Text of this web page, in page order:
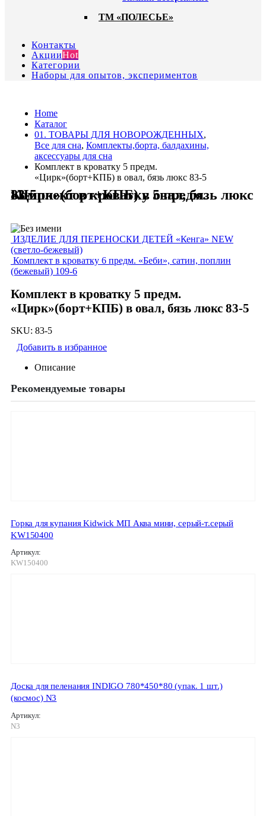
ТМ «ПОЛЕСЬЕ»
Контакты
АкцииHot
Категории
Наборы для опытов, экспериментов
Home
Каталог
01. ТОВАРЫ ДЛЯ НОВОРОЖДЕННЫХ,
Все для сна, Комплекты,борта, балдахины,
аксессуары для сна
Комплект в кроватку 5 предм.
«Цирк»(борт+КПБ) в овал, бязь люкс 83-5
Комплект в кроватку 5 предм. «Цирк»(борт+КПБ) в овал, бязь люкс 83-5
ИЗДЕЛИЕ ДЛЯ ПЕРЕНОСКИ ДЕТЕЙ «Кенга» NEW
(светло-бежевый)
Комплект в кроватку 6 предм. «Беби», сатин, поплин
(бежевый) 109-6
Комплект в кроватку 5 предм.
«Цирк»(борт+КПБ) в овал, бязь люкс 83-5
SKU: 83-5
Добавить в избранное
Описание
Рекомендуемые товары
Горка для купания Kidwick МП Аква мини, серый-т.серый
KW150400
Артикул:
KW150400
Доска для пеленания INDIGO 780*450*80 (упак. 1 шт.)
(космос) N3
Артикул:
N3